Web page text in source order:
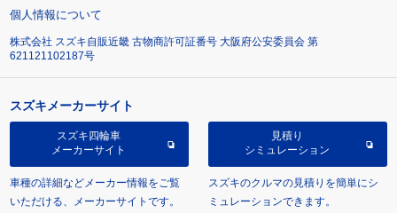
個人情報について
株式会社 スズキ自販近畿 古物商許可証番号 大阪府公安委員会 第
621121102187号
スズキメーカーサイト
スズキ四輪車
メーカーサイト
車種の詳細などメーカー情報をご覧
いただける、メーカーサイトです。
見積り
シミュレーション
スズキのクルマの見積りを簡単にシ
ミュレーションできます。